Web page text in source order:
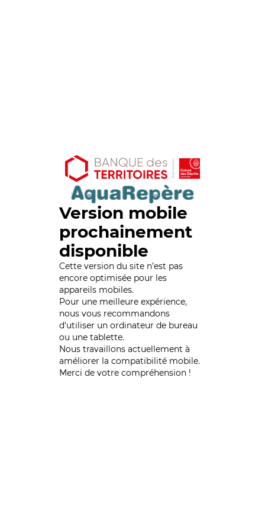
Version mobile
prochainement
disponible
Cette version du site n’est pas
encore optimisée pour les
appareils mobiles.
Pour une meilleure expérience,
nous vous recommandons
d'utiliser un ordinateur de bureau
ou une tablette.
Nous travaillons actuellement à
améliorer la compatibilité mobile.
Merci de votre compréhension !